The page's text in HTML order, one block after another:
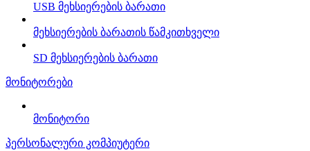
USB მეხსიერების ბარათი
მეხსიერების ბარათის წამკითხველი
SD მეხსიერების ბარათი
მონიტორები
მონიტორი
პერსონალური კომპიუტერი